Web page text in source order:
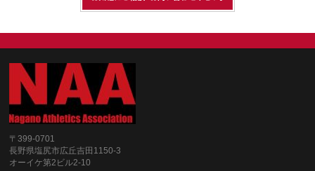
〒399-0701
長野県塩尻市広丘吉田1150-3
オーイケ第2ビル2-10